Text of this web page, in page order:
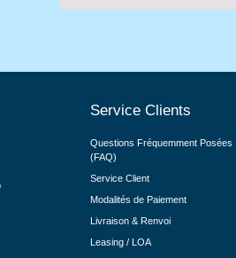
Service Clients
Questions Fréquemment Posées
(FAQ)
Service Client
Modalités de Paiement
Livraison & Renvoi
Leasing / LOA